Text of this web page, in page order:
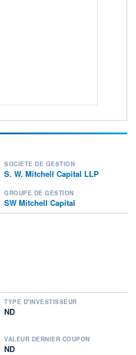
SOCIÉTÉ DE GESTION
S. W. Mitchell Capital LLP
GROUPE DE GESTION
SW Mitchell Capital
TYPE D'INVESTISSEUR
ND
VALEUR DERNIER COUPON
ND